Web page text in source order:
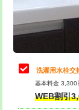
用（追加）/3
給水管工事※
管・ポリ管・
給水管工事※（
管・ポリ管・
排水管工事（
止水・漏水調
理・調整・分
止水・漏水調
理・調整・分
止水・漏水調
理・調整・分
洗濯用水栓交
基本料金 3,300
WEB割引